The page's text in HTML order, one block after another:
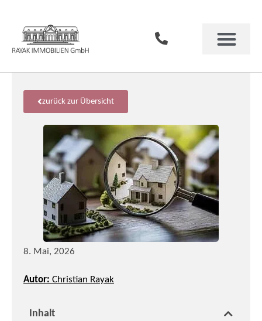
zurück zur Übersicht
8. Mai, 2026
Autor: Christian Rayak
Inhalt